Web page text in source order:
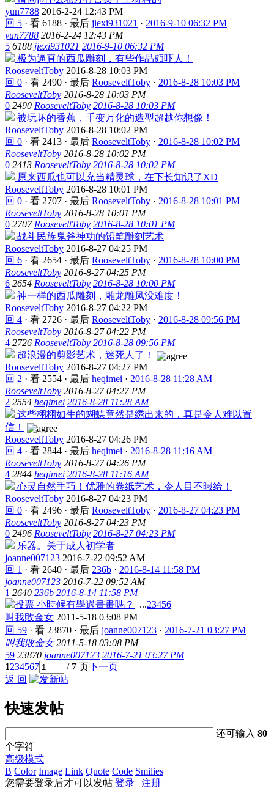
yun7788 2016-2-24 12:43 PM
回 5 · 看 6188 · 最后 jiexi931021 · 2016-9-10 06:32 PM
yun7788 2016-2-24 12:43 PM
5 6188 jiexi931021 2016-9-10 06:32 PM
极为逼真的西瓜雕刻，有些作品颇吓人！
RooseveltToby 2016-8-28 10:03 PM
回 0 · 看 2490 · 最后 RooseveltToby · 2016-8-28 10:03 PM
RooseveltToby 2016-8-28 10:03 PM
0 2490 RooseveltToby 2016-8-28 10:03 PM
被玩坏的香蕉，千变万化的造型超越你想像！
RooseveltToby 2016-8-28 10:02 PM
回 0 · 看 2413 · 最后 RooseveltToby · 2016-8-28 10:02 PM
RooseveltToby 2016-8-28 10:02 PM
0 2413 RooseveltToby 2016-8-28 10:02 PM
原来西瓜也可以充当精灵球，在下长知识了XD
RooseveltToby 2016-8-28 10:01 PM
回 0 · 看 2707 · 最后 RooseveltToby · 2016-8-28 10:01 PM
RooseveltToby 2016-8-28 10:01 PM
0 2707 RooseveltToby 2016-8-28 10:01 PM
战斗民族鬼斧神功的铅笔雕刻艺术
RooseveltToby 2016-8-27 04:25 PM
回 6 · 看 2654 · 最后 RooseveltToby · 2016-8-28 10:00 PM
RooseveltToby 2016-8-27 04:25 PM
6 2654 RooseveltToby 2016-8-28 10:00 PM
神一样的西瓜雕刻，雕龙雕凤没难度！
RooseveltToby 2016-8-27 04:22 PM
回 4 · 看 2726 · 最后 RooseveltToby · 2016-8-28 09:56 PM
RooseveltToby 2016-8-27 04:22 PM
4 2726 RooseveltToby 2016-8-28 09:56 PM
超浪漫的剪影艺术，迷死人了！
RooseveltToby 2016-8-27 04:27 PM
回 2 · 看 2554 · 最后 heqimei · 2016-8-28 11:28 AM
RooseveltToby 2016-8-27 04:27 PM
2 2554 heqimei 2016-8-28 11:28 AM
这些栩栩如生的蝴蝶竟然是绣出来的，真是令人难以置
信！
RooseveltToby 2016-8-27 04:26 PM
回 4 · 看 2844 · 最后 heqimei · 2016-8-28 11:16 AM
RooseveltToby 2016-8-27 04:26 PM
4 2844 heqimei 2016-8-28 11:16 AM
心灵自然手巧！优雅的卷纸艺术，令人目不暇给！
RooseveltToby 2016-8-27 04:23 PM
回 0 · 看 2496 · 最后 RooseveltToby · 2016-8-27 04:23 PM
RooseveltToby 2016-8-27 04:23 PM
0 2496 RooseveltToby 2016-8-27 04:23 PM
乐器。关于成人初学者
joanne007123 2016-7-22 09:52 AM
回 1 · 看 2640 · 最后 236b · 2016-8-14 11:58 PM
joanne007123 2016-7-22 09:52 AM
1 2640 236b 2016-8-14 11:58 PM
小時候有學過畫畫嗎？
...23456
叫我敗金女 2011-5-18 03:08 PM
回 59 · 看 23870 · 最后 joanne007123 · 2016-7-21 03:27 PM
叫我敗金女 2011-5-18 03:08 PM
59 23870 joanne007123 2016-7-21 03:27 PM
1234567 / 7 页下一页
返 回
快速发帖
还可输入80
个字符
高级模式
B Color Image Link Quote Code Smilies
您需要登录后才可以发帖 登录 | 注册